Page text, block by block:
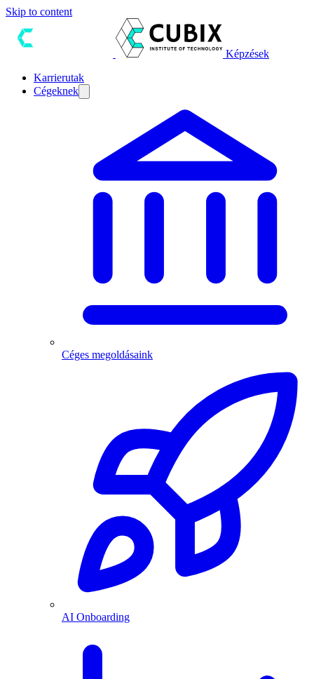
Skip to content
Képzések
Karrierutak
Cégeknek
Céges megoldásaink
AI Onboarding